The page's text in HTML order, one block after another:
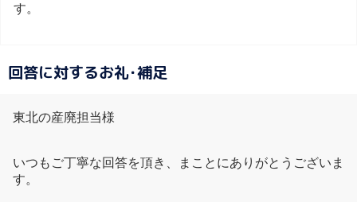
す。
回答に対するお礼･補足
東北の産廃担当様
いつもご丁寧な回答を頂き、まことにありがとうございま
す。